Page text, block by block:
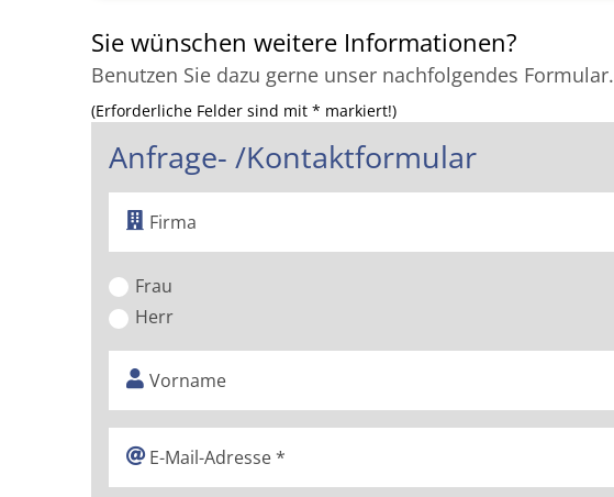
Sie wünschen weitere Informationen?
Benutzen Sie dazu gerne unser nachfolgendes Formular.
(Erforderliche Felder sind mit * markiert!)
Anfrage- /Kontaktformular
Frau
Herr